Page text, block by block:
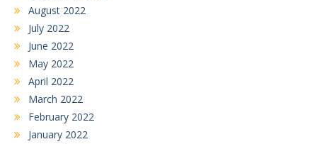
August 2022
July 2022
June 2022
May 2022
April 2022
March 2022
February 2022
January 2022